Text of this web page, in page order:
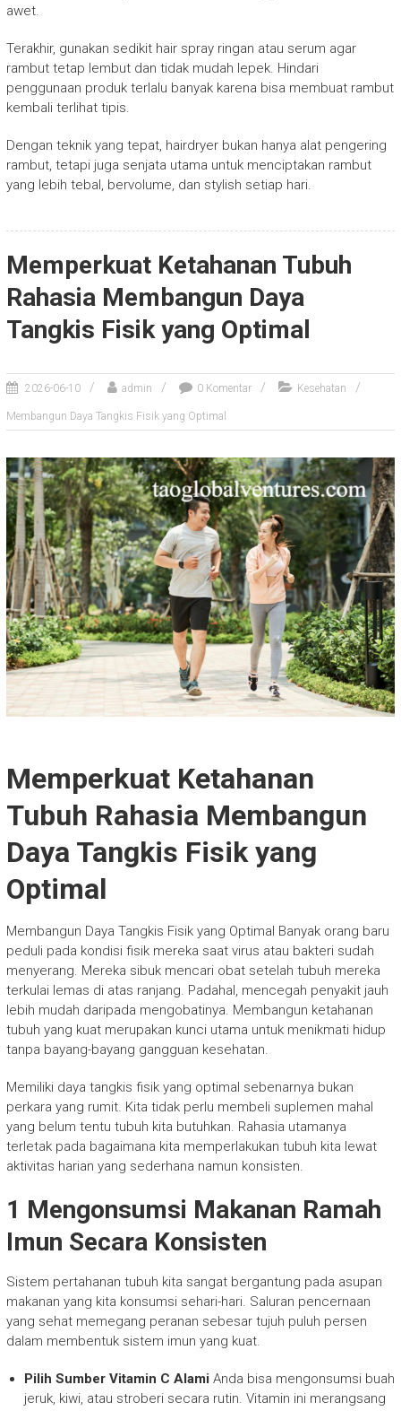
awet.
Terakhir, gunakan sedikit hair spray ringan atau serum agar
rambut tetap lembut dan tidak mudah lepek. Hindari
penggunaan produk terlalu banyak karena bisa membuat rambut
kembali terlihat tipis.
Dengan teknik yang tepat, hairdryer bukan hanya alat pengering
rambut, tetapi juga senjata utama untuk menciptakan rambut
yang lebih tebal, bervolume, dan stylish setiap hari.
Memperkuat Ketahanan Tubuh
Rahasia Membangun Daya
Tangkis Fisik yang Optimal
2026-06-10 admin 0 Komentar Kesehatan
Membangun Daya Tangkis Fisik yang Optimal
Memperkuat Ketahanan
Tubuh Rahasia Membangun
Daya Tangkis Fisik yang
Optimal
Membangun Daya Tangkis Fisik yang Optimal Banyak orang baru
peduli pada kondisi fisik mereka saat virus atau bakteri sudah
menyerang. Mereka sibuk mencari obat setelah tubuh mereka
terkulai lemas di atas ranjang. Padahal, mencegah penyakit jauh
lebih mudah daripada mengobatinya. Membangun ketahanan
tubuh yang kuat merupakan kunci utama untuk menikmati hidup
tanpa bayang-bayang gangguan kesehatan.
Memiliki daya tangkis fisik yang optimal sebenarnya bukan
perkara yang rumit. Kita tidak perlu membeli suplemen mahal
yang belum tentu tubuh kita butuhkan. Rahasia utamanya
terletak pada bagaimana kita memperlakukan tubuh kita lewat
aktivitas harian yang sederhana namun konsisten.
1 Mengonsumsi Makanan Ramah
Imun Secara Konsisten
Sistem pertahanan tubuh kita sangat bergantung pada asupan
makanan yang kita konsumsi sehari-hari. Saluran pencernaan
yang sehat memegang peranan sebesar tujuh puluh persen
dalam membentuk sistem imun yang kuat.
Pilih Sumber Vitamin C Alami Anda bisa mengonsumsi buah
jeruk, kiwi, atau stroberi secara rutin. Vitamin ini merangsang